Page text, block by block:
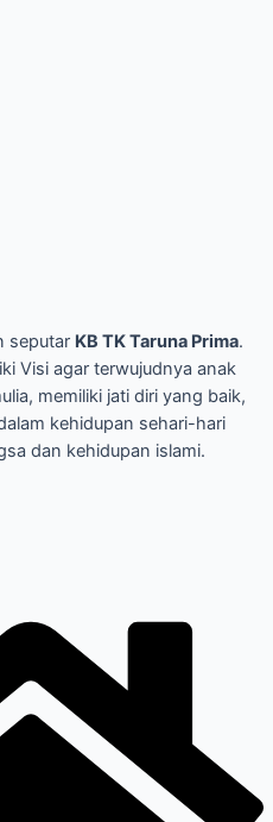
seputar KB TK Taruna Prima.
Visi agar terwujudnya anak
memiliki jati diri yang baik,
kehidupan sehari-hari
dan kehidupan islami.